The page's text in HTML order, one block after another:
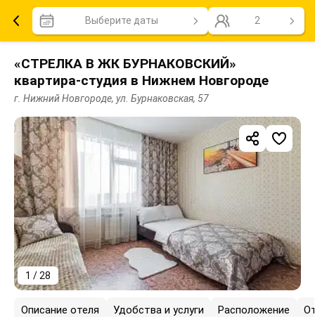
Выберите даты 2
«СТРЕЛКА В ЖК БУРНАКОВСКИЙ»
квартира-студия в Нижнем Новгороде
г. Нижний Новгороде, ул. Бурнаковская, 57
1 / 28
Описание отеля Удобства и услуги Расположение